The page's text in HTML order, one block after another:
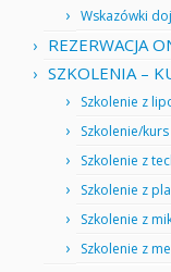
Wskazówki
REZERWACJA
SZKOLENIA –
Szkolenie z
Szkolenie/
Szkolenie z
Szkolenie z
Szkolenie z
Szkolenie z